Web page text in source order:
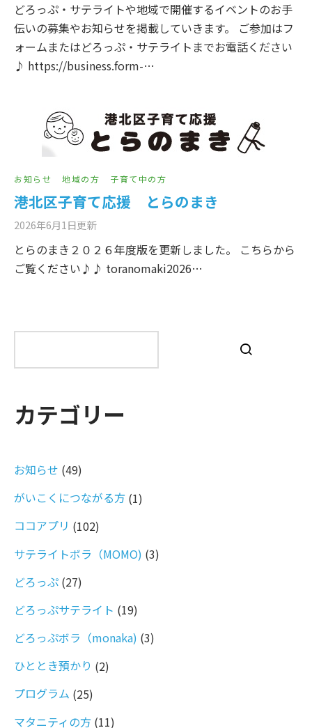
どろっぷ・サテライトや地域で開催するイベントのお手
伝いの募集やお知らせを掲載していきます。 ご参加はフ
ォームまたはどろっぷ・サテライトまでお電話ください
♪ https://business.form-…
お知らせ 地域の方 子育て中の方
港北区子育て応援 とらのまき
2026年6月1日更新
とらのまき２０２６年度版を更新しました。 こちらから
ご覧ください♪♪ toranomaki2026…
カテゴリー
お知らせ (49)
がいこくにつながる方 (1)
ココアプリ (102)
サテライトボラ（MOMO) (3)
どろっぷ (27)
どろっぷサテライト (19)
どろっぷボラ（monaka) (3)
ひととき預かり (2)
プログラム (25)
マタニティの方 (11)